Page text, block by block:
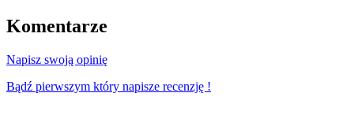
Komentarze
Napisz swoją opinię
Bądź pierwszym który napisze recenzję !